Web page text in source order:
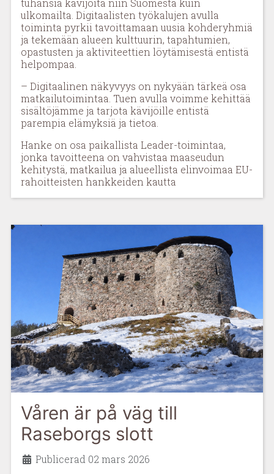
tuhansia kävijöitä niin Suomesta kuin
ulkomailta. Digitaalisten työkalujen avulla
toiminta pyrkii tavoittamaan uusia kohderyhmiä
ja tekemään alueen kulttuurin, tapahtumien,
opastusten ja aktiviteettien löytämisestä entistä
helpompaa.
– Digitaalinen näkyvyys on nykyään tärkeä osa
matkailutoimintaa. Tuen avulla voimme kehittää
sisältöjämme ja tarjota kävijöille entistä
parempia elämyksiä ja tietoa.
Hanke on osa paikallista Leader-toimintaa,
jonka tavoitteena on vahvistaa maaseudun
kehitystä, matkailua ja alueellista elinvoimaa EU-
rahoitteisten hankkeiden kautta
Våren är på väg till
Raseborgs slott
Uppgifter
Publicerad 02 mars 2026